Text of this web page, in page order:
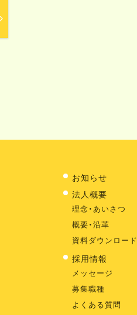
お知らせ
法人概要
理念・あいさつ
概要・沿革
資料ダウンロード
採用情報
メッセージ
募集職種
よくある質問